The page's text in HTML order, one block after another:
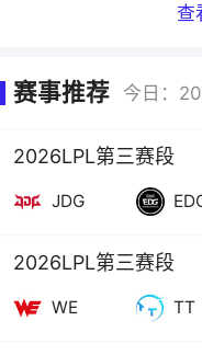
查
赛事推荐 今日：
2026LPL第三赛段
JDG
2026LPL第三赛段
WE TT